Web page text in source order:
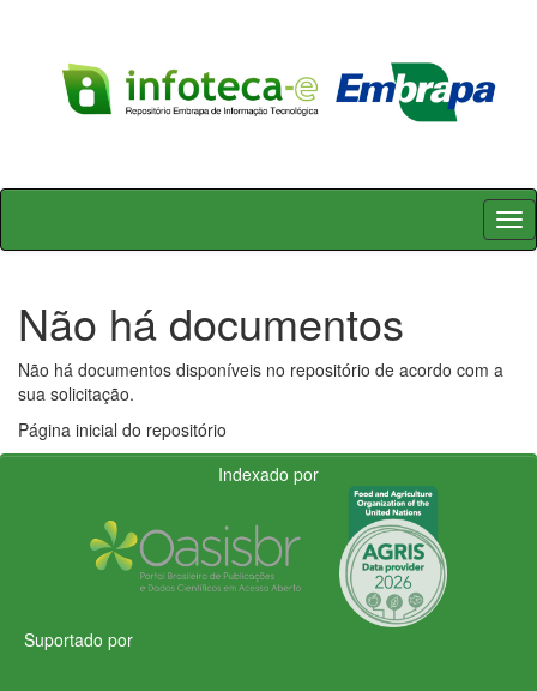
Skip
Não há documentos
Não há documentos disponíveis no repositório de acordo com a
sua solicitação.
Página inicial do repositório
Indexado por
Suportado por